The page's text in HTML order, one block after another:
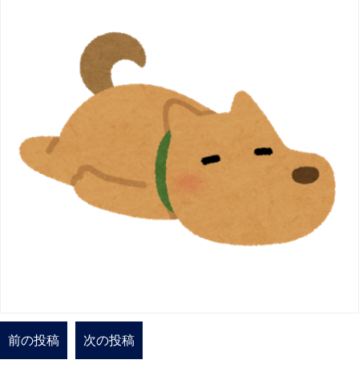
前の投稿 次の投稿